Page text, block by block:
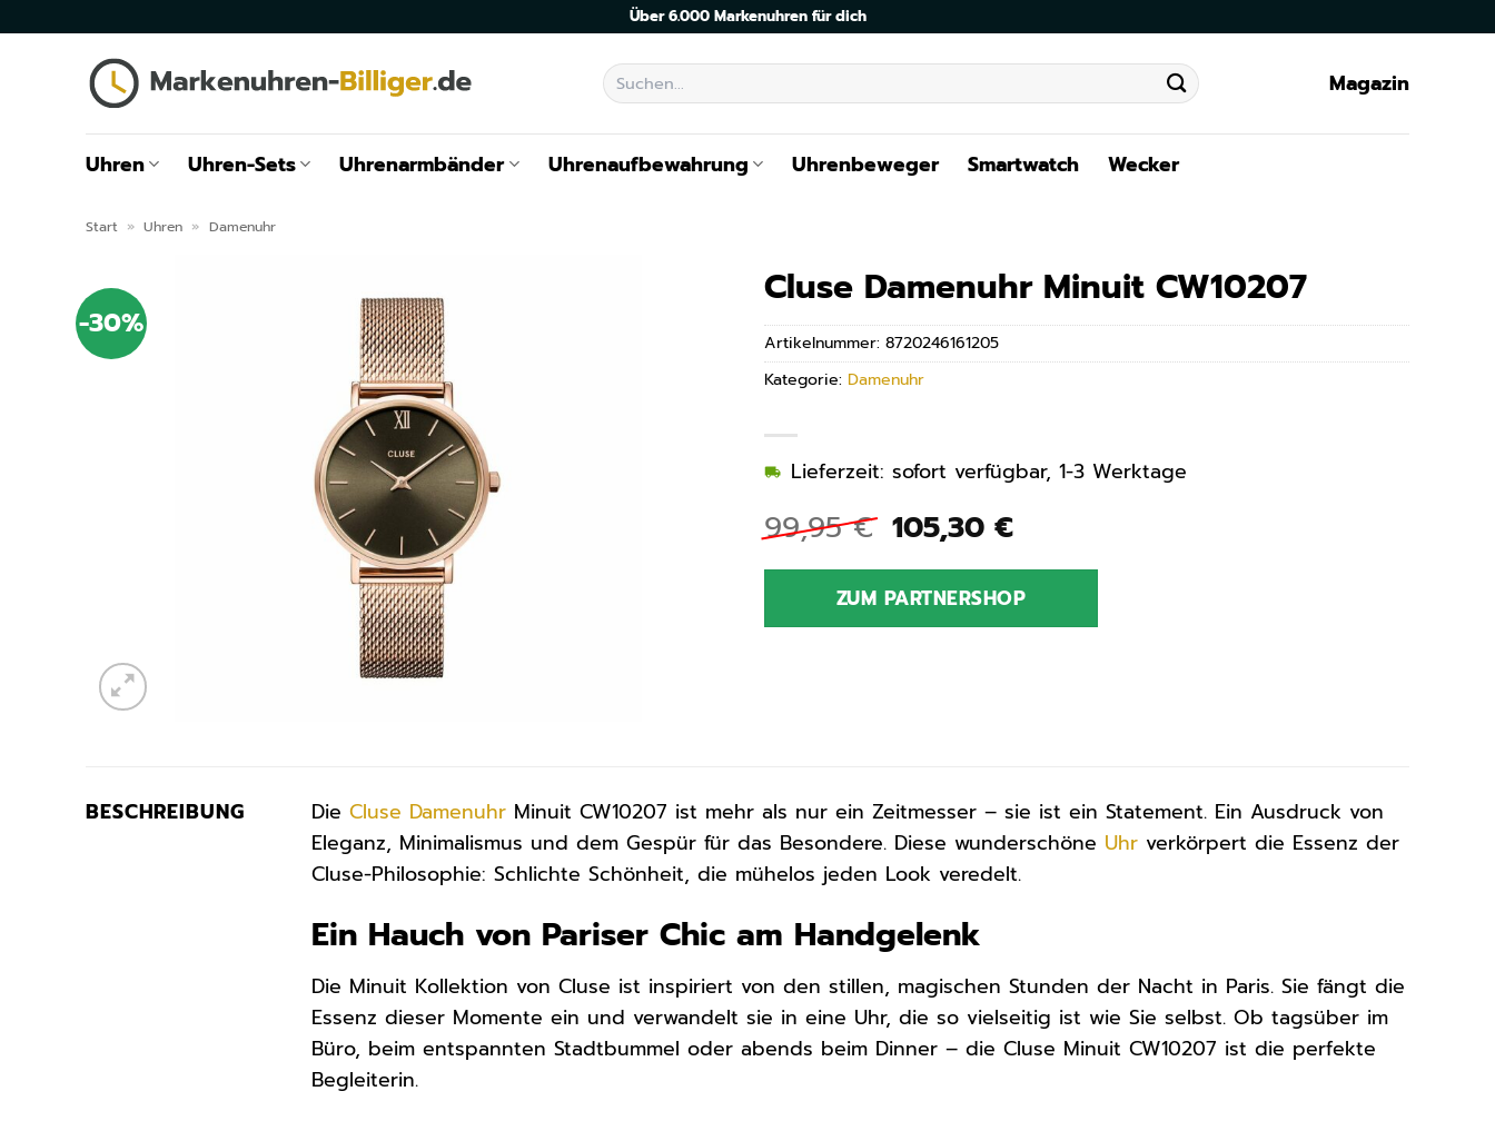
Über 6.000 Markenuhren für dich
Suchen
nach:
Magazin
Uhren Uhren-Sets Uhrenarmbänder Uhrenaufbewahrung Uhrenbeweger Smartwatch Wecker
Start » Uhren » Damenuhr
-30%
Cluse Damenuhr Minuit CW10207
99,95€ Ursprünglicher
Preis
war:
99,95 €
105,30 €Aktueller
ist:
105,30 €.
Lieferzeit: sofort verfügbar, 1-3 Werktage
ZUM PARTNERSHOP
Artikelnummer: 8720246161205
Kategorie: Damenuhr
BESCHREIBUNG DieCluse Damenuhr Minuit CW10207 ist mehr als nur ein Zeitmesser – sie ist ein Statement. Ein Ausdruck von
Eleganz, Minimalismus und dem Gespür für das Besondere. Diese wunderschöne Uhr verkörpert die Essenz der
Cluse-Philosophie: Schlichte Schönheit, die mühelos jeden Look veredelt.
Ein Hauch von Pariser Chic am Handgelenk
Die Minuit Kollektion von Cluse ist inspiriert von den stillen, magischen Stunden der Nacht in Paris. Sie fängt die
Essenz dieser Momente ein und verwandelt sie in eine Uhr, die so vielseitig ist wie Sie selbst. Ob tagsüber im
Büro, beim entspannten Stadtbummel oder abends beim Dinner – die Cluse Minuit CW10207 ist die perfekte
Begleiterin.